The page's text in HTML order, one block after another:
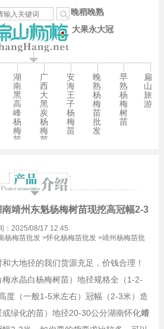
晚稻晚熟
大果永大冠
湖
南
黑
高
峰
杨
梅
苗
广
西
大
黑
炭
杨
梅
苗
安
海
王
子
杨
梅
苗
晚
熟
杨
梅
苗
批
发
早
熟
杨
梅
树
苗
扁
山
旅
游
靖州东魁杨梅树苗现挖高冠幅2-3米-
：2025/08/17 12:45
杨梅苗批发>怀化杨梅苗批发>靖州杨梅苗批
大地径的我们货源充足，价钱合理！
水晶白杨梅树苗）地径规格全（1-2-
度（一般1-5米左右）冠幅（2-3米）造
绿化的苗）地径20-30公分湖南怀化靖